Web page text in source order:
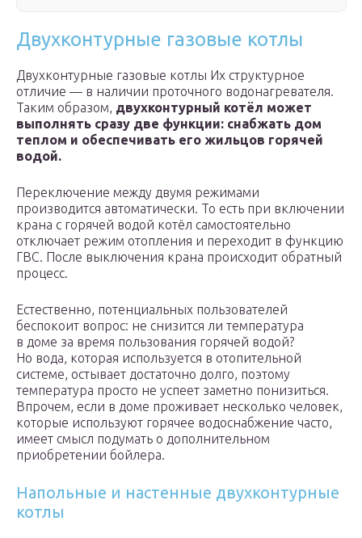
Двухконтурные газовые котлы
Двухконтурные газовые котлы Их структурное
отличие — в наличии проточного водонагревателя.
Таким образом, двухконтурный котёл может
выполнять сразу две функции: снабжать дом
теплом и обеспечивать его жильцов горячей
водой.
Переключение между двумя режимами
производится автоматически. То есть при включении
крана с горячей водой котёл самостоятельно
отключает режим отопления и переходит в функцию
ГВС. После выключения крана происходит обратный
процесс.
Естественно, потенциальных пользователей
беспокоит вопрос: не снизится ли температура
в доме за время пользования горячей водой?
Но вода, которая используется в отопительной
системе, остывает достаточно долго, поэтому
температура просто не успеет заметно понизиться.
Впрочем, если в доме проживает несколько человек,
которые используют горячее водоснабжение часто,
имеет смысл подумать о дополнительном
приобретении бойлера.
Напольные и настенные двухконтурные
котлы